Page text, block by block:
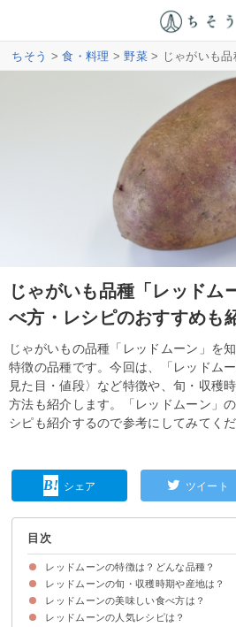
ちそう >食・料理 >野菜> じゃがいも品
じゃがいも品種「レッドム
べ方・レシピのおすすめも
じゃがいもの品種「レッドムーン」を
特徴の品種です。今回は、「レッドム
見た目・値段〉など特徴や、旬・収穫
方法も紹介します。「レッドムーン」
シピも紹介するので参考にしてみてくだ
シェア ツイート
目次
レッドムーンの特徴は？どんな品種？
レッドムーンは赤色の皮が特徴のじゃがい
レッドムーンの味わい・食感
レッドムーンの値段・価格
レッドムーンの旬・収穫時期や産地は？
レッドムーンの産地
レッドムーンの旬・収穫時期は7月〜8月ご
レッドムーンの美味しい食べ方は？
レッドムーンに合う調理法・料理
レッドムーンの人気レシピは？